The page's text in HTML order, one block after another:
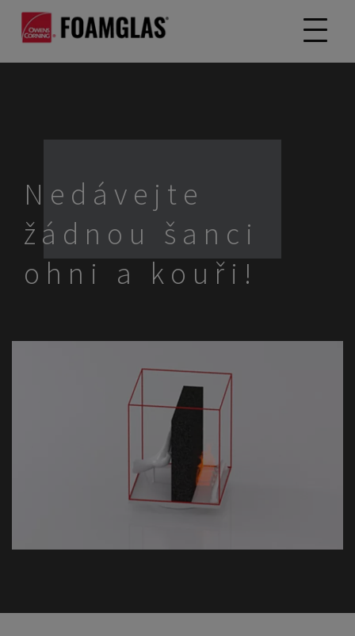
Nedávejte
žádnou šanci
ohni a kouři!